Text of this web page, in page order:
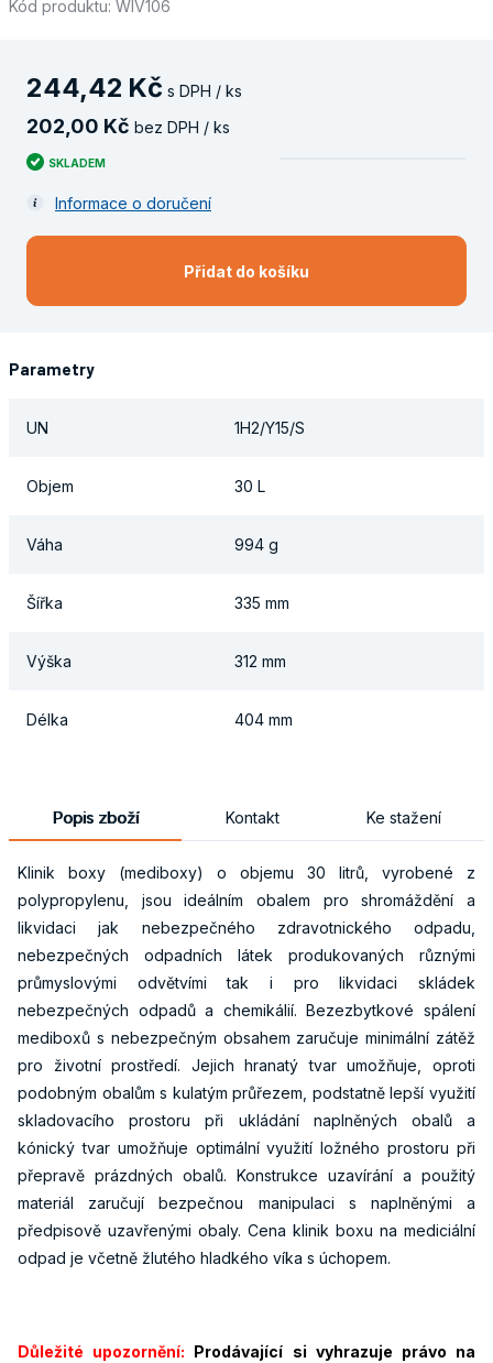
Kód produktu: WIV106
244,42 Kč s DPH / ks
202 00 Kč bez DPH / ks
SKLADEM
Informace o doručení
Přidat do košíku
Parametry
UN 1H2/Y15/S
Objem 30 L
Váha 994 g
Šířka 335 mm
Výška 312 mm
Délka 404 mm
Popis zboží Kontakt Ke stažení
Klinik boxy (mediboxy) o objemu 30 litrů, vyrobené z
polypropylenu, jsou ideálním obalem pro shromáždění a
likvidaci jak nebezpečného zdravotnického odpadu,
nebezpečných odpadních látek produkovaných různými
průmyslovými odvětvími tak i pro likvidaci skládek
nebezpečných odpadů a chemikálií. Bezezbytkové spálení
mediboxů s nebezpečným obsahem zaručuje minimální zátěž
pro životní prostředí. Jejich hranatý tvar umožňuje, oproti
podobným obalům s kulatým průřezem, podstatně lepší využití
skladovacího prostoru při ukládání naplněných obalů a
kónický tvar umožňuje optimální využití ložného prostoru při
přepravě prázdných obalů. Konstrukce uzavírání a použitý
materiál zaručují bezpečnou manipulaci s naplněnými a
předpisově uzavřenými obaly. Cena klinik boxu na mediciální
odpad je včetně žlutého hladkého víka s úchopem.
Důležité upozornění: Prodávající si vyhrazuje právo na